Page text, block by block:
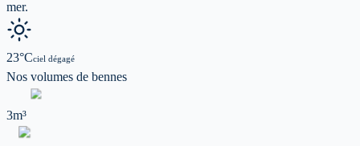
mer.
23°Cciel dégagé
Nos volumes de bennes
3m³